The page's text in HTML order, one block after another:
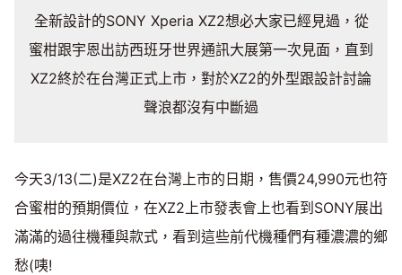
全新設計的SONY Xperia XZ2想必大家已經見過，從
蜜柑跟宇恩出訪西班牙世界通訊大展第一次見面，直到
XZ2終於在台灣正式上市，對於XZ2的外型跟設計討論
聲浪都沒有中斷過
今天3/13(二)是XZ2在台灣上市的日期，售價24,990元也符
合蜜柑的預期價位，在XZ2上市發表會上也看到SONY展出
滿滿的過往機種與款式，看到這些前代機種們有種濃濃的鄉
愁(咦!